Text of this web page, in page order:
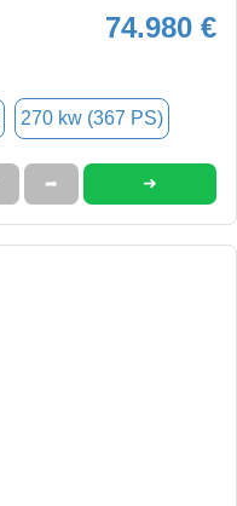
74.980 €
270 kw (367 PS)
➦ ➜